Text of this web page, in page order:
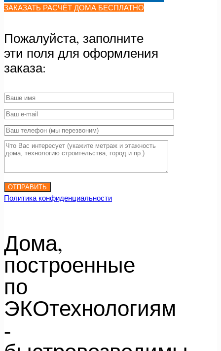
ЗАКАЗАТЬ РАСЧЁТ ДОМА БЕСПЛАТНО
Пожалуйста, заполните
эти поля для оформления
заказа:
Политика конфиденциальности
Дома,
построенные
по
ЭКОтехнологиям
-